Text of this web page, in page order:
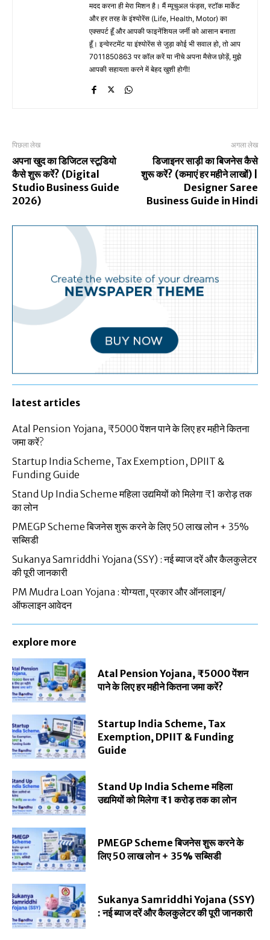
मदद करना ही मेरा मिशन है। मैं म्यूचुअल फंड्स, स्टॉक मार्केट
और हर तरह के इंश्योरेंस (Life, Health, Motor) का
एक्सपर्ट हूँ और आपकी फाइनेंशियल जर्नी को आसान बनाता
हूँ। इन्वेस्टमेंट या इंश्योरेंस से जुड़ा कोई भी सवाल हो, तो आप
7011850863 पर कॉल करें या नीचे अपना मैसेज छोड़ें, मुझे
आपकी सहायता करने में बेहद खुशी होगी!
पिछला लेख
अपना खुद का डिजिटल स्टूडियो
कैसे शुरू करें? (Digital
Studio Business Guide
2026)
अगला लेख
डिजाइनर साड़ी का बिजनेस कैसे
शुरू करें? (कमाएं हर महीने लाखों) |
Designer Saree
Business Guide in Hindi
latest articles
Atal Pension Yojana, ₹5000 पेंशन पाने के लिए हर महीने कितना
जमा करें?
Startup India Scheme, Tax Exemption, DPIIT &
Funding Guide
Stand Up India Scheme महिला उद्यमियों को मिलेगा ₹1 करोड़ तक
का लोन
PMEGP Scheme बिजनेस शुरू करने के लिए 50 लाख लोन + 35%
सब्सिडी
Sukanya Samriddhi Yojana (SSY) : नई ब्याज दरें और कैलकुलेटर
की पूरी जानकारी
PM Mudra Loan Yojana : योग्यता, प्रकार और ऑनलाइन/
ऑफलाइन आवेदन
explore more
Atal Pension Yojana, ₹5000 पेंशन
पाने के लिए हर महीने कितना जमा करें?
Startup India Scheme, Tax
Exemption, DPIIT & Funding
Guide
Stand Up India Scheme महिला
उद्यमियों को मिलेगा ₹1 करोड़ तक का लोन
PMEGP Scheme बिजनेस शुरू करने के
लिए 50 लाख लोन + 35% सब्सिडी
Sukanya Samriddhi Yojana (SSY)
: नई ब्याज दरें और कैलकुलेटर की पूरी जानकारी